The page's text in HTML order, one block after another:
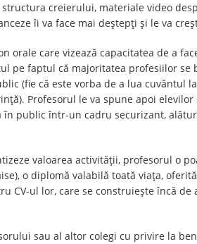
creierului, materiale video
îi va face mai deștepți și le va
orale care vizează capacitatea de a
pe faptul că majoritatea profesiilor se
(fie că este vorba de a lua cuvântul
Profesorul le va spune apoi
în public într-un cadru securizant,
valoarea activității, profesorul o
o diplomă valabilă toată viața,
CV-ul lor, care se construiește încă
sau al altor colegi cu privire la